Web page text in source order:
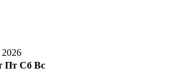
Пт Сб Вс